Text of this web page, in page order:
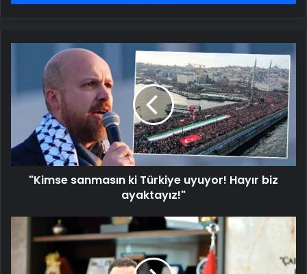
sanmasın
Türkiye
ayaktayız!"
"Kimse sanmasın ki Türkiye uyuyor! Hayır biz
ayaktayız!"
Başkanı'ndan